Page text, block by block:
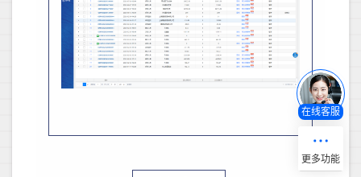
在线客服